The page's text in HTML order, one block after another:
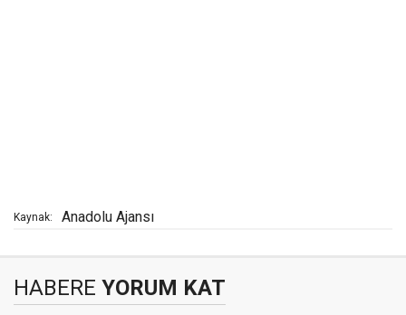
Kaynak: Anadolu Ajansı
HABERE YORUM KAT